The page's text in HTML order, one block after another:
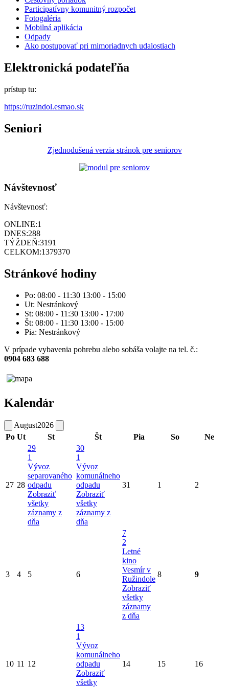
Participatívny komunitný rozpočet
Fotogaléria
Mobilná aplikácia
Odpady
Ako postupovať pri mimoriadnych udalostiach
Elektronická podateľňa
prístup tu:
https://ruzindol.esmao.sk
Seniori
Zjednodušená verzia stránok pre seniorov
Návštevnosť
Návštevnosť:
ONLINE:1
DNES:288
TÝŽDEŇ:3191
CELKOM:1379370
Stránkové hodiny
Po: 08:00 - 11:30 13:00 - 15:00
Ut: Nestránkový
St: 08:00 - 11:30 13:00 - 17:00
Št: 08:00 - 11:30 13:00 - 15:00
Pia: Nestránkový
V prípade vybavenia pohrebu alebo sobáša volajte na tel. č.:
0904 683 688
Kalendár
August2026
Po Ut St Št Pia So Ne
27 28
29
1
Vývoz
separovaného
odpadu
Zobraziť
všetky
záznamy z
dňa
30
1
Vývoz
komunálneho
odpadu
Zobraziť
všetky
záznamy z
dňa
31 1 2
3 4 5 6
7
2
Letné
kino
Vesmír v
Ružindole
Zobraziť
všetky
záznamy
z dňa
8 9
10 11 12
13
1
Vývoz
komunálneho
odpadu
Zobraziť
všetky
14 15 16